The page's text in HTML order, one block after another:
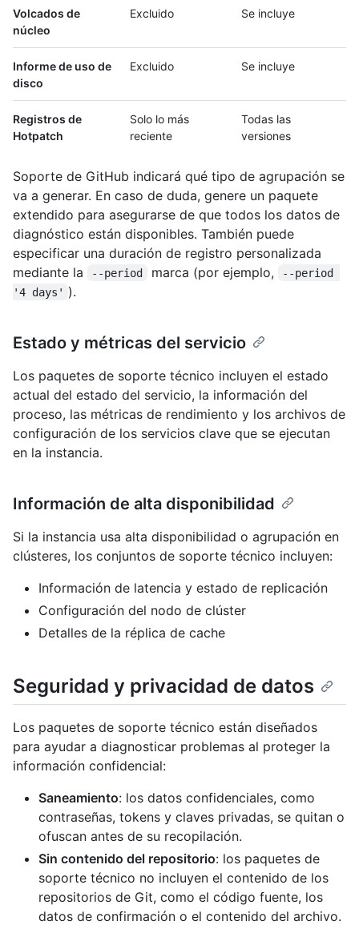
Volcados de
núcleo
Excluido Se incluye
Informe de uso de
disco
Excluido Se incluye
Registros de
Hotpatch
Solo lo más
reciente
Todas las
versiones
Soporte de GitHub indicará qué tipo de agrupación se
va a generar. En caso de duda, genere un paquete
extendido para asegurarse de que todos los datos de
diagnóstico están disponibles. También puede
especificar una duración de registro personalizada
mediante la
--period marca (por ejemplo,
--period
'4 days' ).
Estado y métricas del servicio
Los paquetes de soporte técnico incluyen el estado
actual del estado del servicio, la información del
proceso, las métricas de rendimiento y los archivos de
configuración de los servicios clave que se ejecutan
en la instancia.
Información de alta disponibilidad
Si la instancia usa alta disponibilidad o agrupación en
clústeres, los conjuntos de soporte técnico incluyen:
Información de latencia y estado de replicación
Configuración del nodo de clúster
Detalles de la réplica de cache
Seguridad y privacidad de datos
Los paquetes de soporte técnico están diseñados
para ayudar a diagnosticar problemas al proteger la
información confidencial:
Saneamiento: los datos confidenciales, como
contraseñas, tokens y claves privadas, se quitan o
ofuscan antes de su recopilación.
Sin contenido del repositorio: los paquetes de
soporte técnico no incluyen el contenido de los
repositorios de Git, como el código fuente, los
datos de confirmación o el contenido del archivo.